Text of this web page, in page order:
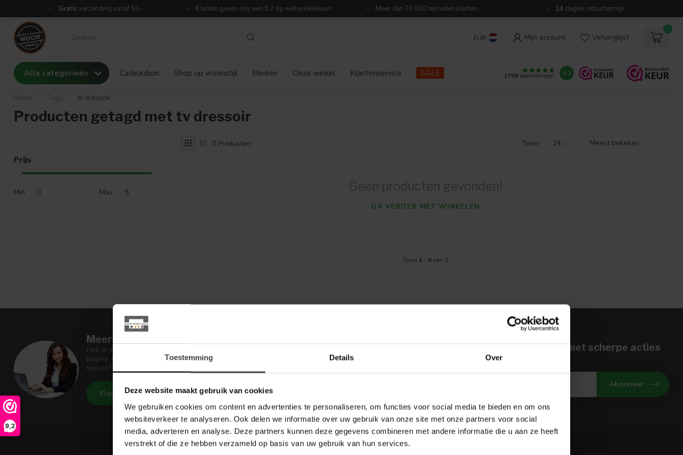
Toestemming Details Over
Deze website maakt gebruik van cookies
We gebruiken cookies om content en advertenties te personaliseren, om functies voor social media te bieden en om ons
websiteverkeer te analyseren. Ook delen we informatie over uw gebruik van onze site met onze partners voor social
media, adverteren en analyse. Deze partners kunnen deze gegevens combineren met andere informatie die u aan ze heeft
verstrekt of die ze hebben verzameld op basis van uw gebruik van hun services.
9,2
Gratis verzending vanaf 50,- Klanten geven ons een 9,2 op webwinkelkeur! Meer dan 70.000 tevreden klanten 14 dagen retourtermijn
EUR Mijn account Verlanglijst
0
Alle categorieën Cadeaubon Shop op woonstijl Merken Onze winkel Klantenservice SALE 1706 beoordelingen 9.2
Home Tags tv dressoir
Producten getagd met tv dressoir
Prijs
Min Max
0 Producten Toon:
Geen producten gevonden!
GA VERDER MET WINKELEN
Toon 1 - 0van 0
Meer informatie
Heb je vragen over onze artikelen of jouw aankoop? Bekijk dan de klantenservice
pagina. Daar staan antwoorden op veel gestelde vragen. Staat jouw vraag er niet
tussen? Dan staat er ook vermeld hoe je contact met ons kunt opnemen.
Klantenservice Houten Meubel Outlet
Meld je aan voor onze nieuwbrief met scherpe acties
Blijf op de hoogte van onze actuele aanbiedingen
Abonneer